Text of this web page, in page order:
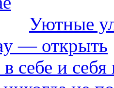
Уютные